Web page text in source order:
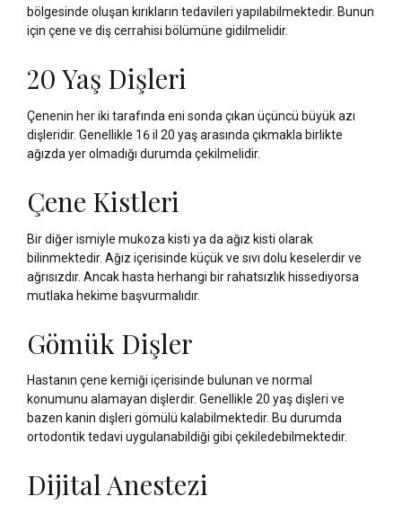
bölgesinde oluşan kırıkların tedavileri yapılabilmektedir. Bunun
için çene ve diş cerrahisi bölümüne gidilmelidir.
20 Yaş Dişleri
Çenenin her iki tarafında eni sonda çıkan üçüncü büyük azı
dişleridir. Genellikle 16 il 20 yaş arasında çıkmakla birlikte
ağızda yer olmadığı durumda çekilmelidir.
Çene Kistleri
Bir diğer ismiyle mukoza kisti ya da ağız kisti olarak
bilinmektedir. Ağız içerisinde küçük ve sıvı dolu keselerdir ve
ağrısızdır. Ancak hasta herhangi bir rahatsızlık hissediyorsa
mutlaka hekime başvurmalıdır.
Gömük Dişler
Hastanın çene kemiği içerisinde bulunan ve normal
konumunu alamayan dişlerdir. Genellikle 20 yaş dişleri ve
bazen kanin dişleri gömülü kalabilmektedir. Bu durumda
ortodontik tedavi uygulanabildiği gibi çekiledebilmektedir.
Dijital Anestezi